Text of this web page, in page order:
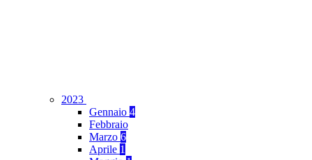
2023
Gennaio 4
Febbraio
Marzo 6
Aprile 1